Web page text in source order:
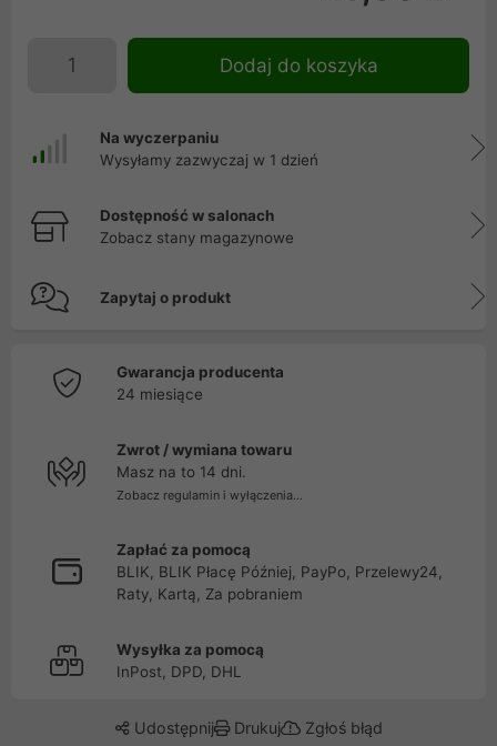
Dodaj do koszyka
Na wyczerpaniu
Wysyłamy zazwyczaj w 1 dzień
Dostępność w salonach
Zobacz stany magazynowe
Zapytaj o produkt
Gwarancja producenta
24 miesiące
Zwrot / wymiana towaru
Masz na to 14 dni.
Zobacz regulamin i wyłączenia...
Zapłać za pomocą
BLIK, BLIK Płacę Później, PayPo, Przelewy24,
Raty, Kartą, Za pobraniem
Wysyłka za pomocą
InPost, DPD, DHL
Udostępnij Drukuj Zgłoś błąd